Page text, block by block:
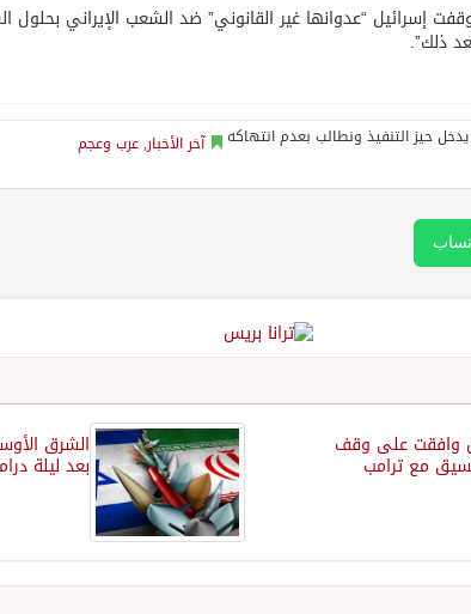
“عدوانها غير القانوني” ضد الشعب الإيراني بحلول
ذلك”.
آخر الأخبار, عرب وعجم
الشرق
بعد ليلة
وافقت على وقف
مع ترامب